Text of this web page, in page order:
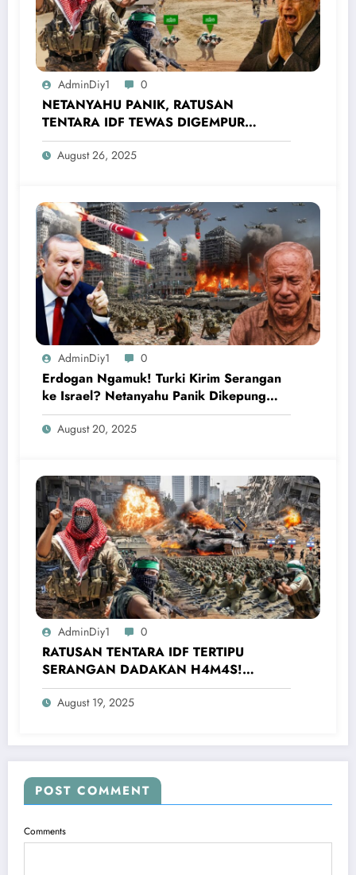
AdminDiy1 0
NETANYAHU PANIK, RATUSAN
TENTARA IDF TEWAS DIGEMPUR
PASUKAN AL-NUKHBA! Sebentar Lagi
Israel Menyerah
August 26, 2025
AdminDiy1 0
Erdogan Ngamuk! Turki Kirim Serangan
ke Israel? Netanyahu Panik Dikepung
Kecaman Dunia!
August 20, 2025
AdminDiy1 0
RATUSAN TENTARA IDF TERTIPU
SERANGAN DADAKAN H4M4S!
Mereka Dibuat Menyerah Pejuang Muslim
August 19, 2025
POST COMMENT
Comments